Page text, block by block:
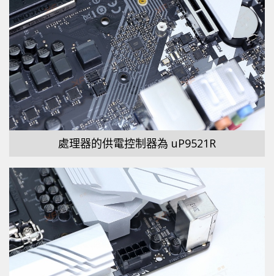
處理器的供電控制器為 uP9521R